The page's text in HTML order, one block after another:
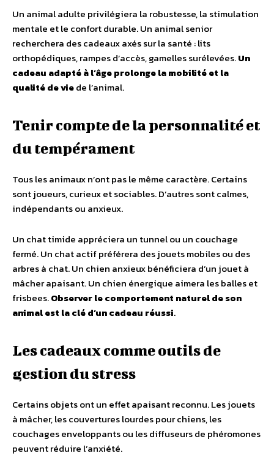
Un animal adulte privilégiera la robustesse, la stimulation
mentale et le confort durable. Un animal senior
recherchera des cadeaux axés sur la santé : lits
orthopédiques, rampes d’accès, gamelles surélevées.Un
cadeau adapté à l’âge prolonge la mobilité et la
qualité de viede l’animal.
Tenir compte de la personnalité et
du tempérament
Tous les animaux n’ont pas le même caractère. Certains
sont joueurs, curieux et sociables. D’autres sont calmes,
indépendants ou anxieux.
Un chat timide appréciera un tunnel ou un couchage
fermé. Un chat actif préférera des jouets mobiles ou des
arbres à chat. Un chien anxieux bénéficiera d’un jouet à
mâcher apaisant. Un chien énergique aimera les balles et
frisbees.Observer le comportement naturel de son
animal est la clé d’un cadeau réussi.
Les cadeaux comme outils de
gestion du stress
Certains objets ont un effet apaisant reconnu. Les jouets
à mâcher, les couvertures lourdes pour chiens, les
couchages enveloppants ou les diffuseurs de phéromones
peuvent réduire l’anxiété.